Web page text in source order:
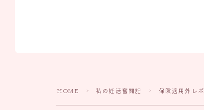
HOME ＞ 私の妊活奮闘記 ＞ 保険適用外レポ